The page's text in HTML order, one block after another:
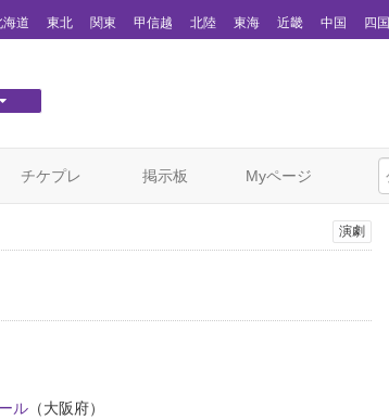
海道 東北 関東 甲信越 北陸 東海 近畿 中国 四国
チケプレ 掲示板 Myページ
演劇
ル （大阪府）